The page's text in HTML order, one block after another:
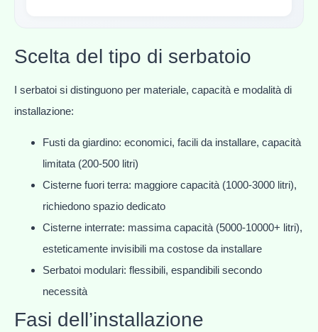
Scelta del tipo di serbatoio
I serbatoi si distinguono per materiale, capacità e modalità di
installazione:
Fusti da giardino: economici, facili da installare, capacità
limitata (200-500 litri)
Cisterne fuori terra: maggiore capacità (1000-3000 litri),
richiedono spazio dedicato
Cisterne interrate: massima capacità (5000-10000+ litri),
esteticamente invisibili ma costose da installare
Serbatoi modulari: flessibili, espandibili secondo
necessità
Fasi dell’installazione